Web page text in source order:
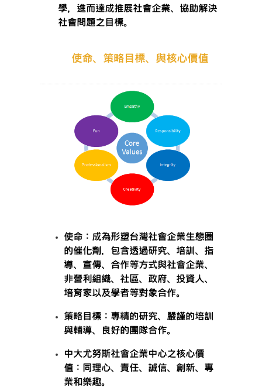
學，進而達成推展社會企業、協助解決
社會問題之目標。
使命、策略目標、與核心價值
使命：成為形塑台灣社會企業生態圈
的催化劑，包含透過研究、培訓、指
導、宣傳、合作等方式與社會企業、
非營利組織、社區、政府、投資人、
培育家以及學者等對象合作。
策略目標：專精的研究、嚴謹的培訓
與輔導、良好的團隊合作。
中大尤努斯社會企業中心之核心價
值：同理心、責任、誠信、創新、專
業和樂趣。